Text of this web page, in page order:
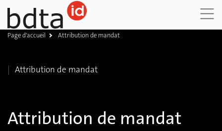
Page d'accueil Attribution de mandat
Attribution de mandat
Attribution de mandat